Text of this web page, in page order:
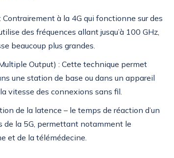
Contrairement à la 4G qui fonctionne sur des
des fréquences allant jusqu’à 100 GHz,
beaucoup plus grandes.
Output) : Cette technique permet
une station de base ou dans un appareil
vitesse des connexions sans fil.
de la latence – le temps de réaction d’un
de la 5G, permettant notamment le
et de la télémédecine.